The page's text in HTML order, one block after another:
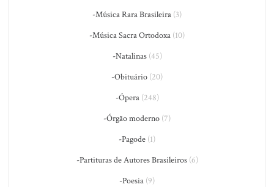
-Música Rara Brasileira (3)
-Música Sacra Ortodoxa (10)
-Natalinas(45)
-Obituário (20)
-Ópera(248)
-Órgão moderno (7)
-Pagode (1)
-Partituras de Autores Brasileiros(6)
-Poesia (9)